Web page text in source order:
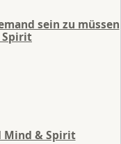
sein zu müssen
Spirit
Mind & Spirit